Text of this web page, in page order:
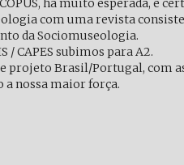
há muito esperada,
com uma revista
da Sociomuseologia.
/ CAPES subimos para A2.
projeto Brasil/Portugal, com
nossa maior força.